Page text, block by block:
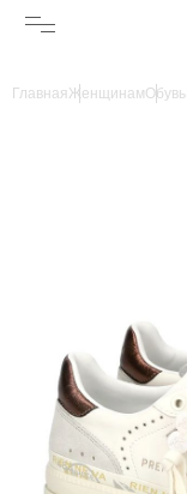
ГлавнаяЖенщинамОбувь